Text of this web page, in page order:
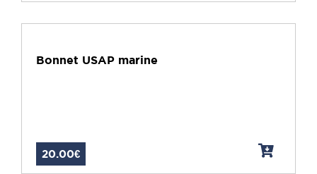
Bonnet USAP marine
20.00€